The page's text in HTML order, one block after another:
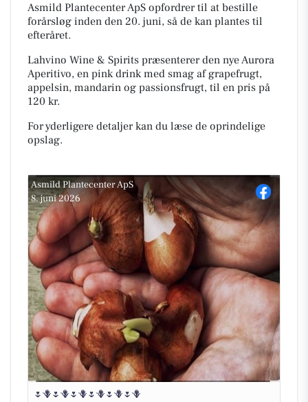
Asmild Plantecenter ApS opfordrer til at bestille
forårsløg inden den 20. juni, så de kan plantes til
efteråret.
Lahvino Wine & Spirits præsenterer den nye Aurora
Aperitivo, en pink drink med smag af grapefrugt,
appelsin, mandarin og passionsfrugt, til en pris på
120 kr.
For yderligere detaljer kan du læse de oprindelige
opslag.
Asmild Plantecenter ApS
8. juni 2026
🌷🪻🌷🪻🌷🪻🌷🪻🌷🪻🌷🪻